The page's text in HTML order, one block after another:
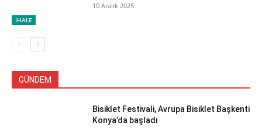
İHALE
10 Aralık 2025
GÜNDEM
Bisiklet Festivali, Avrupa Bisiklet Başkenti
Konya’da başladı